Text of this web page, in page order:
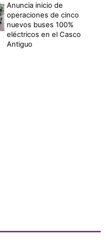
Anuncia inicio de
operaciones de cinco
nuevos buses 100%
eléctricos en el Casco
Antiguo